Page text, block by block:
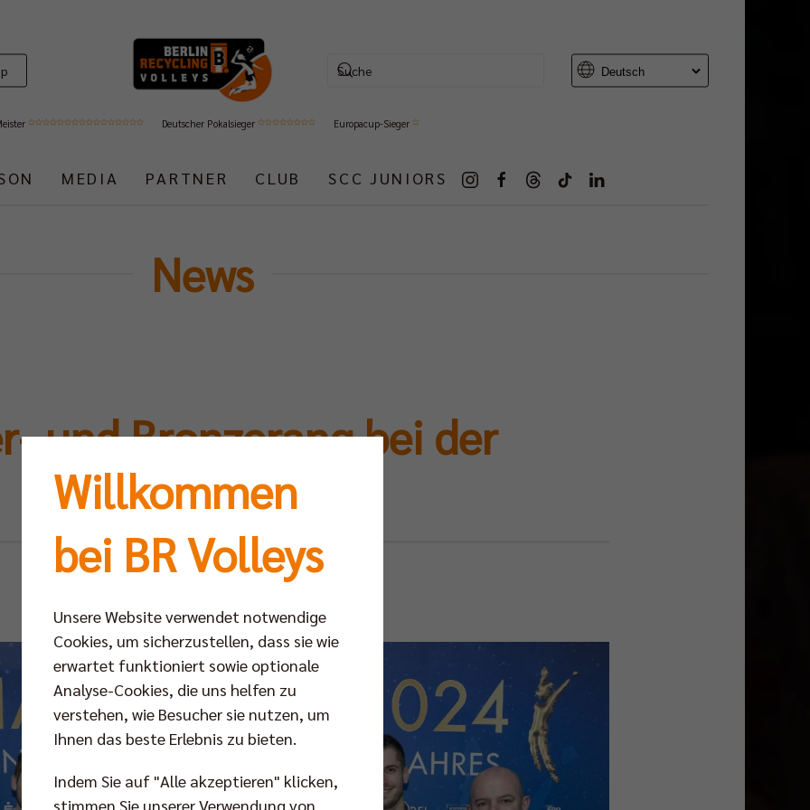
Deutscher Pokalsieger Europacup-Sieger
MEDIA PARTNER CLUB SCC JUNIORS
News
und Bronzerang bei der
CHAMPIONS Wahl
So 01.12.2024
Willkommen
bei BR Volleys
Unsere Website verwendet notwendige
Cookies, um sicherzustellen, dass sie wie
erwartet funktioniert sowie optionale
Analyse-Cookies, die uns helfen zu
verstehen, wie Besucher sie nutzen, um
Ihnen das beste Erlebnis zu bieten.
Indem Sie auf "Alle akzeptieren" klicken,
stimmen Sie unserer Verwendung von